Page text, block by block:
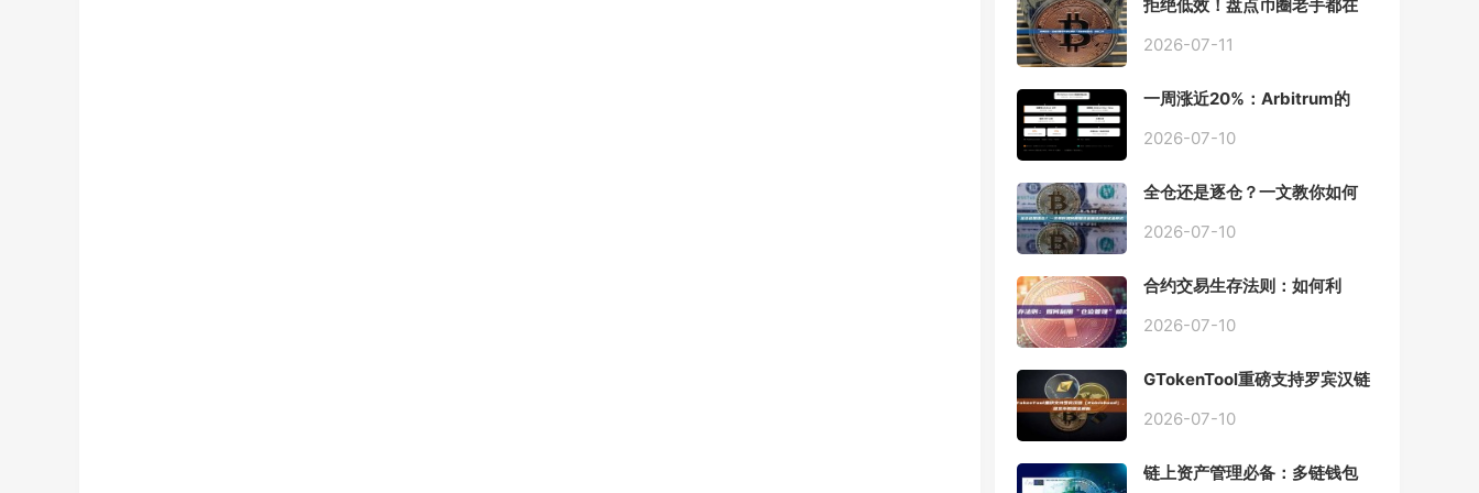
拒绝低效！盘点币圈老手都在
具
2026-07-11
一周涨近20%：Arbitrum的
Chain一夜盘活
2026-07-10
全仓还是逐仓？一文教你如何
2026-07-10
合约交易生存法则：如何利
2026-07-10
GTokenTool重磅支持罗宾汉链
程全解析
2026-07-10
链上资产管理必备：多链钱包